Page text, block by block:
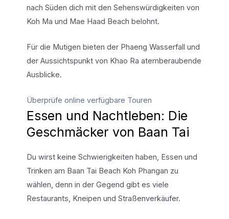
nach Süden dich mit den Sehenswürdigkeiten von
Koh Ma und Mae Haad Beach belohnt.
Für die Mutigen bieten der Phaeng Wasserfall und
der Aussichtspunkt von Khao Ra atemberaubende
Ausblicke.
Überprüfe online verfügbare Touren
Essen und Nachtleben: Die
Geschmäcker von Baan Tai
Du wirst keine Schwierigkeiten haben, Essen und
Trinken am Baan Tai Beach Koh Phangan zu
wählen, denn in der Gegend gibt es viele
Restaurants, Kneipen und Straßenverkäufer.